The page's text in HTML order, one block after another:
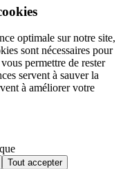
optimale sur notre site,
sont nécessaires pour
permettre de rester
servent à sauver la
à améliorer votre
Tout accepter